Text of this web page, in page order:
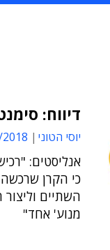
דיווח:
יוסי הטוני 10:35
אנליסטים:
כי הקרן
השתיים
מנוע' אחד"